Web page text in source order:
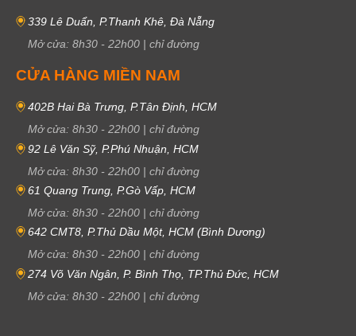
339 Lê Duẩn, P.Thanh Khê, Đà Nẵng
Mở cửa: 8h30 - 22h00 | chỉ đường
CỬA HÀNG MIỀN NAM
402B Hai Bà Trưng, P.Tân Định, HCM
Mở cửa: 8h30 - 22h00 | chỉ đường
92 Lê Văn Sỹ, P.Phú Nhuận, HCM
Mở cửa: 8h30 - 22h00 | chỉ đường
61 Quang Trung, P.Gò Vấp, HCM
Mở cửa: 8h30 - 22h00 | chỉ đường
642 CMT8, P.Thủ Dầu Một, HCM (Bình Dương)
Mở cửa: 8h30 - 22h00 | chỉ đường
274 Võ Văn Ngân, P. Bình Thọ, TP.Thủ Đức, HCM
Mở cửa: 8h30 - 22h00 | chỉ đường